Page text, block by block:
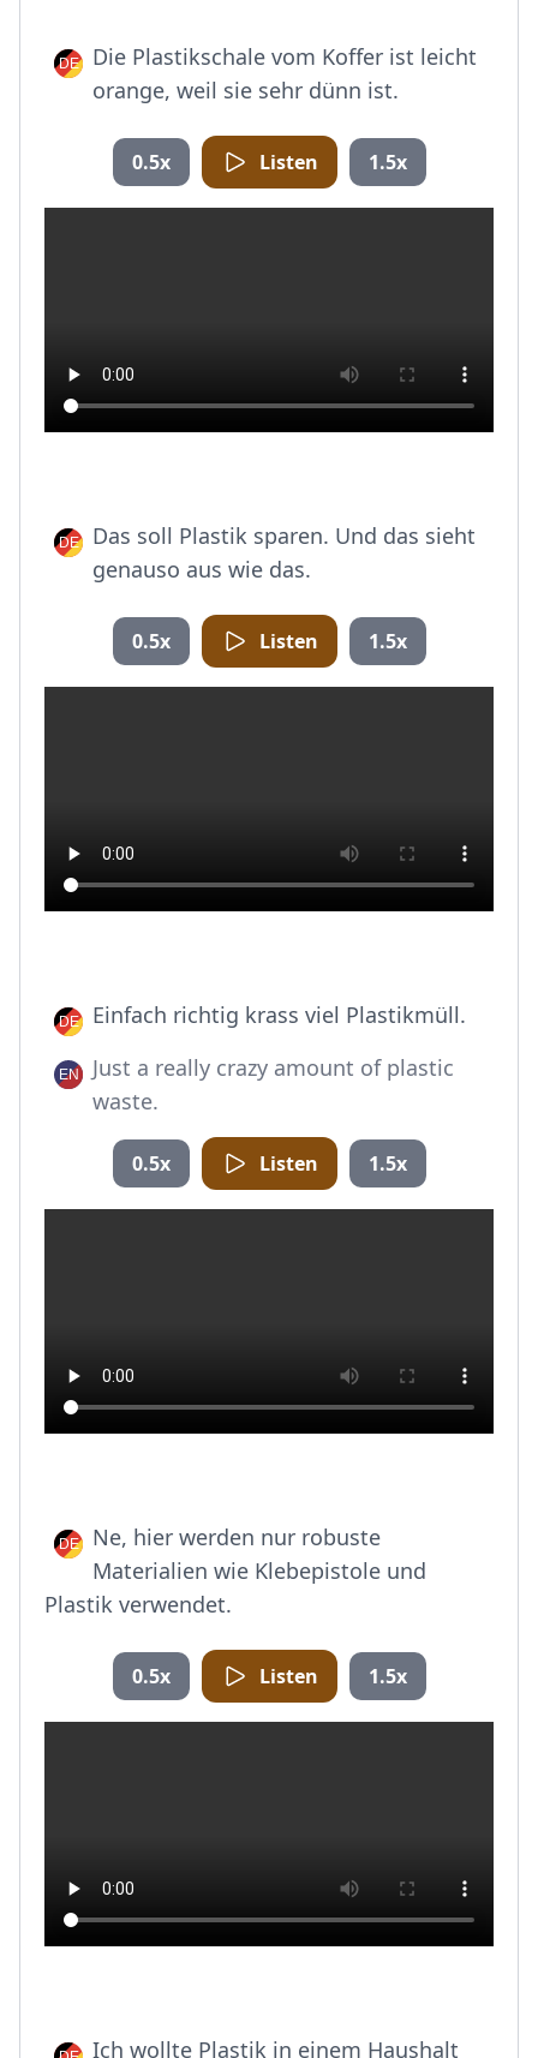
Die Plastikschale vom Koffer ist leicht
orange, weil sie sehr dünn ist.
0.5x Listen 1.5x
Das soll Plastik sparen. Und das sieht
genauso aus wie das.
0.5x Listen 1.5x
Einfach richtig krass viel Plastikmüll.
Just a really crazy amount of plastic
waste.
0.5x Listen 1.5x
Ne, hier werden nur robuste
Materialien wie Klebepistole und
Plastik verwendet.
0.5x Listen 1.5x
Ich wollte Plastik in einem Haushalt